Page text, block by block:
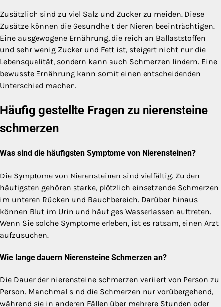
Zusätzlich sind zu viel Salz und Zucker zu meiden. Diese
Zusätze können die Gesundheit der Nieren beeinträchtigen.
Eine ausgewogene Ernährung, die reich an Ballaststoffen
und sehr wenig Zucker und Fett ist, steigert nicht nur die
Lebensqualität, sondern kann auch Schmerzen lindern. Eine
bewusste Ernährung kann somit einen entscheidenden
Unterschied machen.
Häufig gestellte Fragen zu nierensteine
schmerzen
Was sind die häufigsten Symptome von Nierensteinen?
Die Symptome von Nierensteinen sind vielfältig. Zu den
häufigsten gehören starke, plötzlich einsetzende Schmerzen
im unteren Rücken und Bauchbereich. Darüber hinaus
können Blut im Urin und häufiges Wasserlassen auftreten.
Wenn Sie solche Symptome erleben, ist es ratsam, einen Arzt
aufzusuchen.
Wie lange dauern Nierensteine Schmerzen an?
Die Dauer der nierensteine schmerzen variiert von Person zu
Person. Manchmal sind die Schmerzen nur vorübergehend,
während sie in anderen Fällen über mehrere Stunden oder